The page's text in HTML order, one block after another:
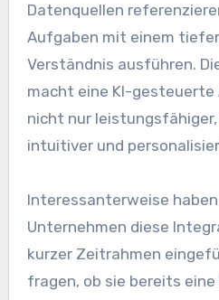
Datenquellen
Aufgaben mit einem
Verständnis ausführen.
macht eine KI-
nicht nur
intuitiver und
Interessanterweise haben
Unternehmen diese
kurzer Zeitrahmen
fragen, ob sie bereits